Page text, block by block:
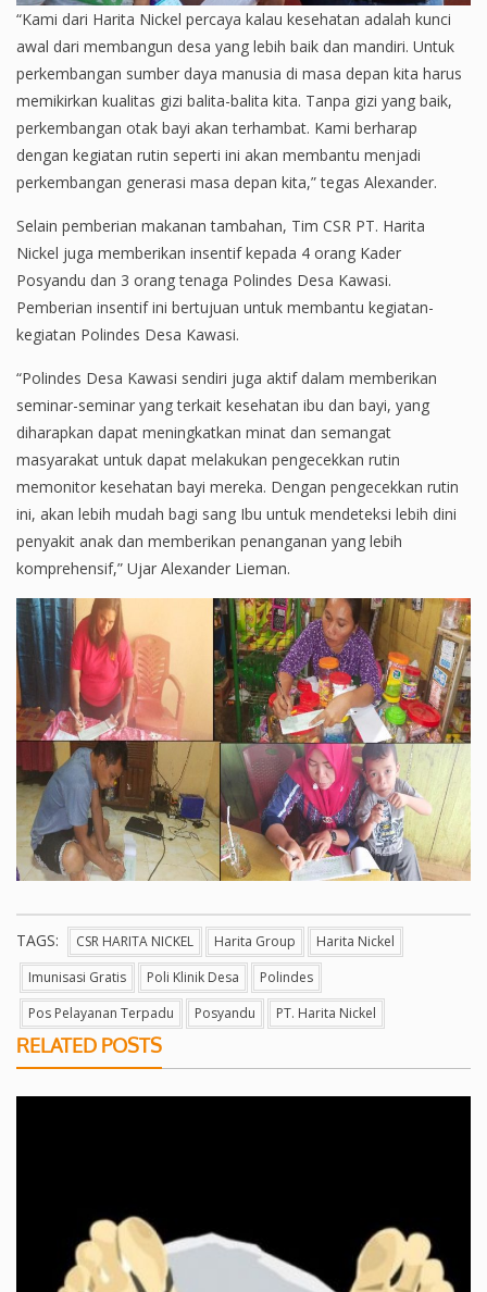
“Kami dari Harita Nickel percaya kalau kesehatan adalah kunci
awal dari membangun desa yang lebih baik dan mandiri. Untuk
perkembangan sumber daya manusia di masa depan kita harus
memikirkan kualitas gizi balita-balita kita. Tanpa gizi yang baik,
perkembangan otak bayi akan terhambat. Kami berharap
dengan kegiatan rutin seperti ini akan membantu menjadi
perkembangan generasi masa depan kita,” tegas Alexander.
Selain pemberian makanan tambahan, Tim CSR PT. Harita
Nickel juga memberikan insentif kepada 4 orang Kader
Posyandu dan 3 orang tenaga Polindes Desa Kawasi.
Pemberian insentif ini bertujuan untuk membantu kegiatan-
kegiatan Polindes Desa Kawasi.
“Polindes Desa Kawasi sendiri juga aktif dalam memberikan
seminar-seminar yang terkait kesehatan ibu dan bayi, yang
diharapkan dapat meningkatkan minat dan semangat
masyarakat untuk dapat melakukan pengecekkan rutin
memonitor kesehatan bayi mereka. Dengan pengecekkan rutin
ini, akan lebih mudah bagi sang Ibu untuk mendeteksi lebih dini
penyakit anak dan memberikan penanganan yang lebih
komprehensif,” Ujar Alexander Lieman.
TAGS: CSR HARITA NICKEL Harita Group
Harita Nickel
Imunisasi Gratis
Poli Klinik Desa
Polindes
Pos Pelayanan Terpadu
Posyandu PT. Harita Nickel
RELATED POSTS